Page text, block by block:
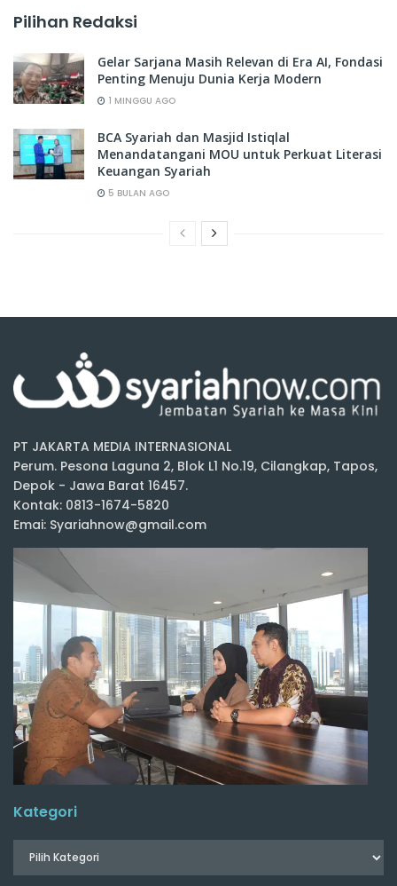
Pilihan Redaksi
Gelar Sarjana Masih Relevan di Era AI, Fondasi
Penting Menuju Dunia Kerja Modern
1 MINGGU AGO
BCA Syariah dan Masjid Istiqlal
Menandatangani MOU untuk Perkuat Literasi
Keuangan Syariah
5 BULAN AGO
PT JAKARTA MEDIA INTERNASIONAL
Perum. Pesona Laguna 2, Blok L1 No.19, Cilangkap, Tapos,
Depok - Jawa Barat 16457.
Kontak: 0813-1674-5820
Emai: Syariahnow@gmail.com
Kategori